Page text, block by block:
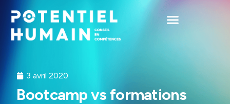
3 avril 2020
Bootcamp vs formations